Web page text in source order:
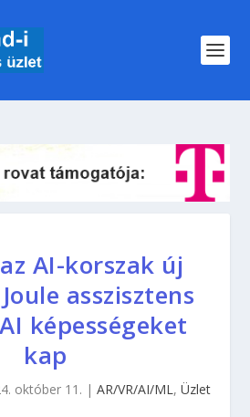
AI-korszak új
asszisztens
képességeket
kap
október 11. | AR/VR/AI/ML, Üzlet